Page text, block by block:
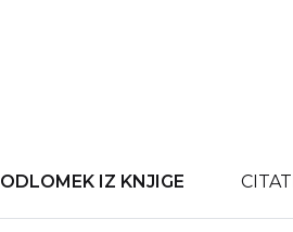
ODLOMEK IZ KNJIGE